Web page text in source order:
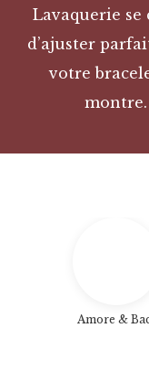
Lavaquerie se
d’ajuster
votre
montre.
Amore &